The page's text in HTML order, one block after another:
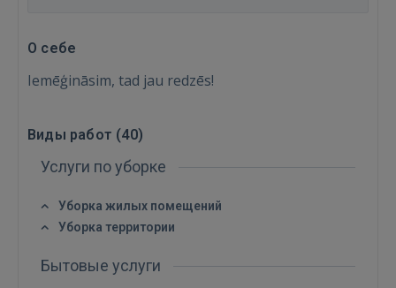
О себе
Iemēģināsim, tad jau redzēs!
Виды работ (40)
Услуги по уборке
Уборка жилых помещений
Уборка территории
Бытовые услуги